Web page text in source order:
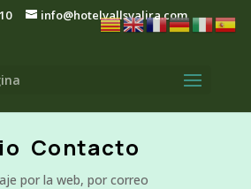
info@hotelvallsvalira.com
Contacto
por la web, por correo